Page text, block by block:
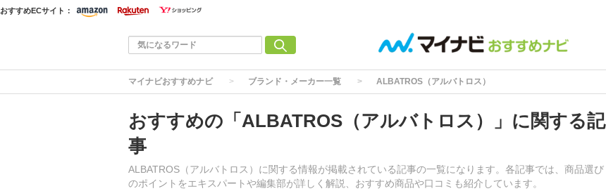
おすすめECサイト：
マイナビおすすめナビ ブランド・メーカー一覧 ALBATROS（アルバトロス）
おすすめの「ALBATROS（アルバトロス）」に関する記
事
ALBATROS（アルバトロス）に関する情報が掲載されている記事の一覧になります。各記事では、商品選び
のポイントをエキスパートや編集部が詳しく解説、おすすめ商品や口コミも紹介しています。